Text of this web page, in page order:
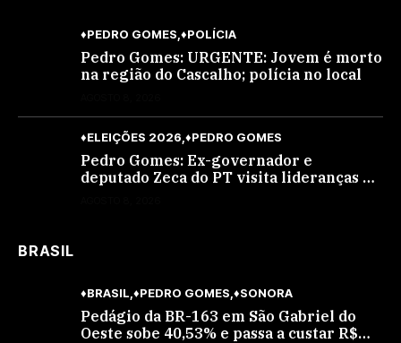
♦PEDRO GOMES ♦POLÍCIA
Pedro Gomes: URGENTE: Jovem é morto
na região do Cascalho; polícia no local
♦ELEIÇÕES 2026 ♦PEDRO GOMES
Pedro Gomes: Ex-governador e
deputado Zeca do PT visita lideranças do
BRASIL
♦BRASIL ♦PEDRO GOMES ♦SONORA
Pedágio da BR-163 em São Gabriel do
Oeste sobe 40,53% e passa a custar R$